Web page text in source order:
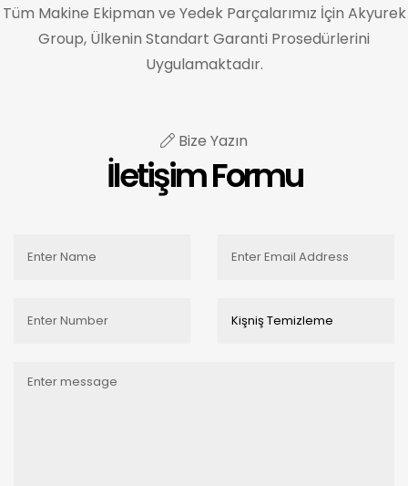
Tüm Makine Ekipman ve Yedek Parçalarımız İçin Akyurek
Group, Ülkenin Standart Garanti Prosedürlerini
Uygulamaktadır.
Bize Yazın
İletişim Formu